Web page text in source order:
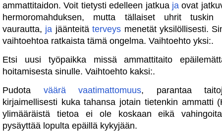
ammattitaidon. Voit tietysti edelleen jatkua jaovat
hermoromahduksen, mutta tällaiset uhrit tuskin
vaurautta, ja jäänteitäterveys menetät yksilöllisesti.
vaihtoehtoa ratkaista tämä ongelma. Vaihtoehto yksi:.
Etsi uusi työpaikka missä ammattitaito
hoitamisesta sinulle. Vaihtoehto kaksi:.
Pudota väärä vaatimattomuus, parantaa
kirjaimellisesti kuka tahansa jotain tietenkin ammatti
ylimääräistä tietoa ei ole koskaan eikä
pysäyttää lopulta epäillä kykyjään.